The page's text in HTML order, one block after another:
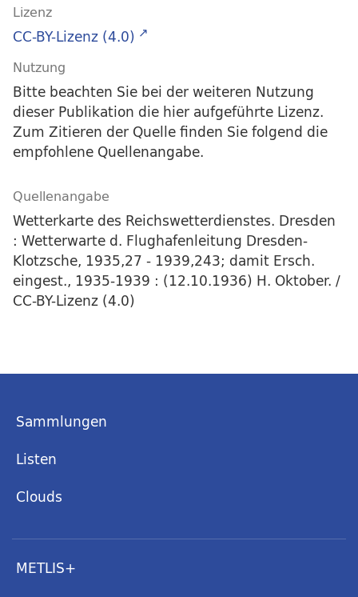
Lizenz
CC-BY-Lizenz (4.0)
Nutzung
Bitte beachten Sie bei der weiteren Nutzung
dieser Publikation die hier aufgeführte Lizenz.
Zum Zitieren der Quelle finden Sie folgend die
empfohlene Quellenangabe.
Quellenangabe
Wetterkarte des Reichswetterdienstes. Dresden
: Wetterwarte d. Flughafenleitung Dresden-
Klotzsche, 1935,27 - 1939,243; damit Ersch.
eingest., 1935-1939 : (12.10.1936) H. Oktober. /
CC-BY-Lizenz (4.0)
Sammlungen
Listen
Clouds
METLIS+